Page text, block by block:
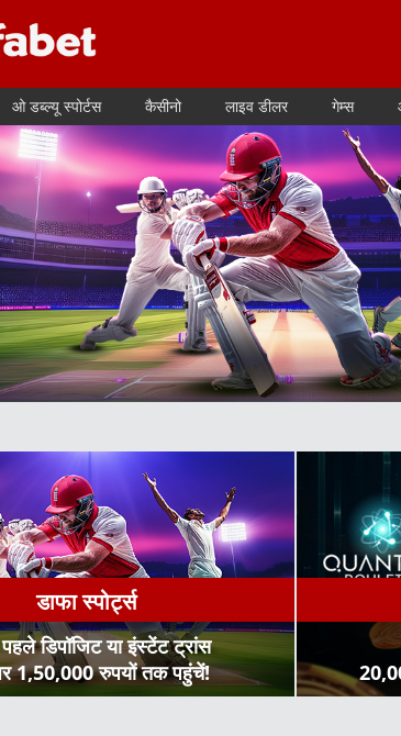
ओ डब्ल्यू स्पोर्टस कैसीनो लाइव डीलर गेम्स
डाफा स्पोर्ट्स
डिपॉजिट या इंस्टेंट ट्रांस
1,50,000 रुपयों तक पहुंचें!